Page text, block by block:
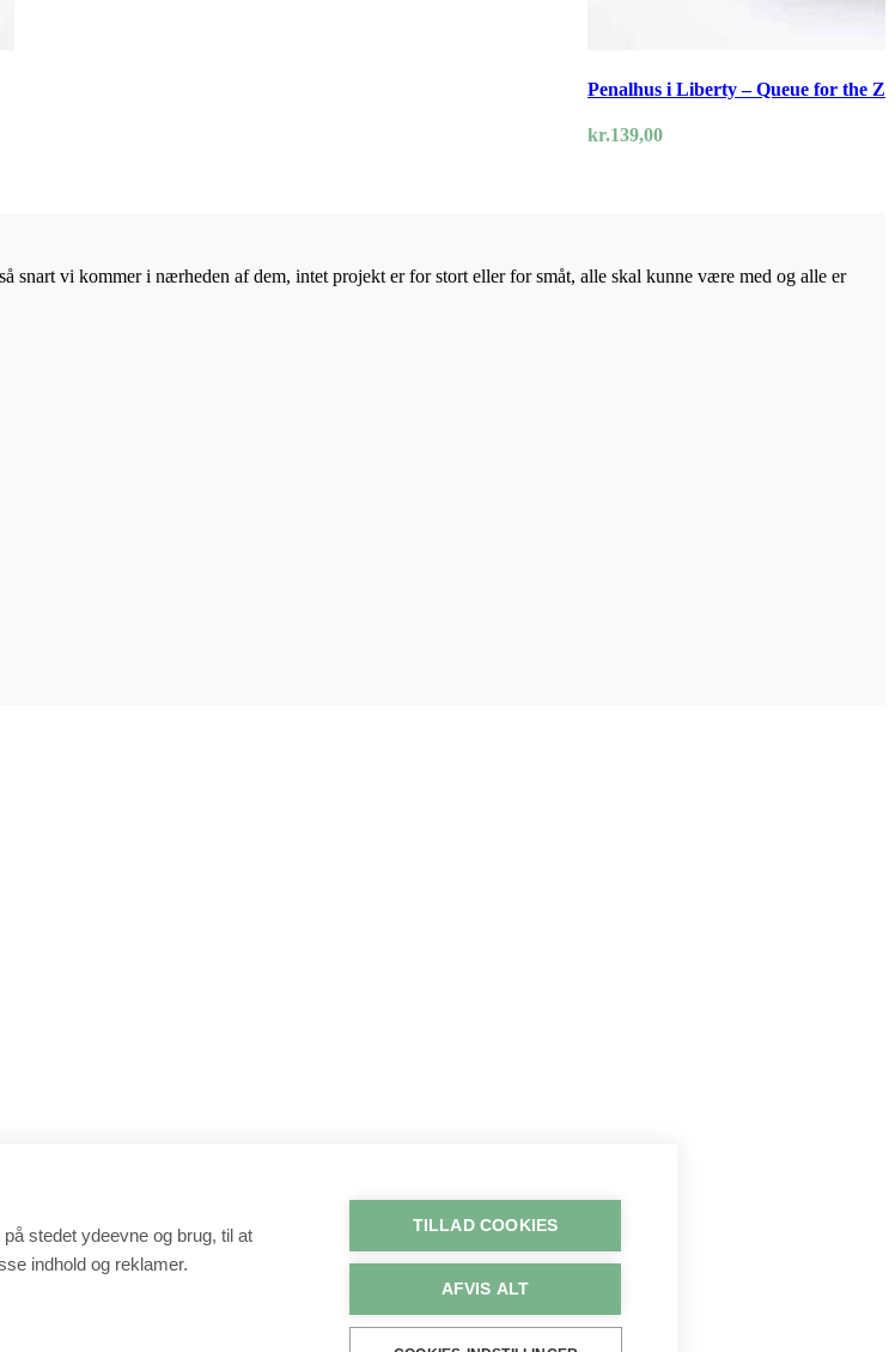
Penalhus i Liberty – Queue for the
kr.139,00
snart vi kommer i nærheden af dem, intet projekt er for stort eller for småt, alle skal kunne være med og alle er
stedet ydeevne og brug, til at
indhold og reklamer.
TILLAD COOKIES
AFVIS ALT